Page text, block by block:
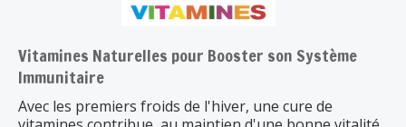
Vitamines Naturelles pour Booster son Système
Immunitaire
Avec les premiers froids de l'hiver, une cure de